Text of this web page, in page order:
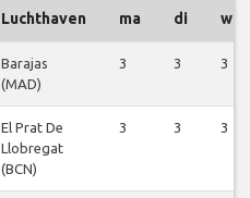
Luchthaven ma di wo
Barajas
(MAD)
3 3 3
El Prat De
Llobregat
(BCN)
3 3 3